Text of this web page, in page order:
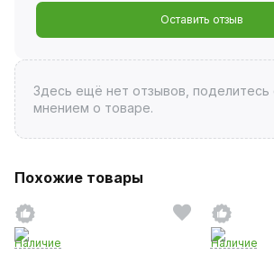
Оставить отзыв
Здесь ещё нет отзывов, поделитесь
мнением о товаре.
Похожие товары
Наличие
Наличие